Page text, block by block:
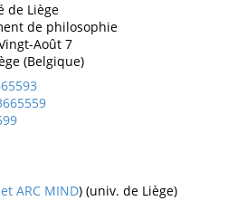
de Liège
de philosophie
Août 7
(Belgique)
ARC MIND) (univ. de Liège)